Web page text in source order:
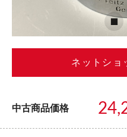
ネットショ
中古商品価格